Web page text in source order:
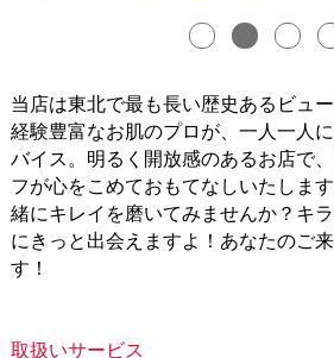
当店は東北で最も長い歴史あるビュ
経験豊富なお肌のプロが、一人一人
バイス。明るく開放感のあるお店で
フが心をこめておもてなしいたしま
緒にキレイを磨いてみませんか？キ
にきっと出会えますよ！あなたのご
す！
取扱いサービス